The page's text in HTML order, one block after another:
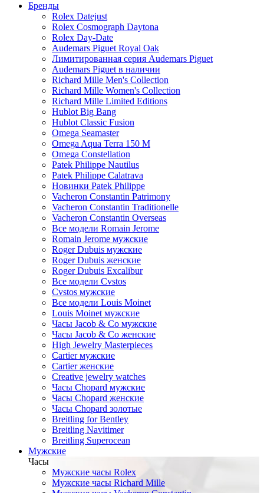
Бренды
Rolex Datejust
Rolex Cosmograph Daytona
Rolex Day-Date
Audemars Piguet Royal Oak
Лимитированная серия Audemars Piguet
Audemars Piguet в наличии
Richard Mille Men's Collection
Richard Mille Women's Collection
Richard Mille Limited Editions
Hublot Big Bang
Hublot Classic Fusion
Omega Seamaster
Omega Aqua Terra 150 M
Omega Constellation
Patek Philippe Nautilus
Patek Philippe Calatrava
Новинки Patek Philippe
Vacheron Constantin Patrimony
Vacheron Constantin Traditionelle
Vacheron Constantin Overseas
Все модели Romain Jerome
Romain Jerome мужские
Roger Dubuis мужские
Roger Dubuis женские
Roger Dubuis Excalibur
Все модели Cvstos
Cvstos мужские
Все модели Louis Moinet
Louis Moinet мужские
Часы Jacob & Co мужские
Часы Jacob & Co женские
High Jewelry Masterpieces
Cartier мужские
Cartier женские
Creative jewelry watches
Часы Chopard мужские
Часы Сhopard женские
Часы Сhopard золотые
Breitling for Bentley
Breitling Navitimer
Breitling Superocean
Мужские
Часы
Мужские часы Rolex
Мужские часы Richard Mille